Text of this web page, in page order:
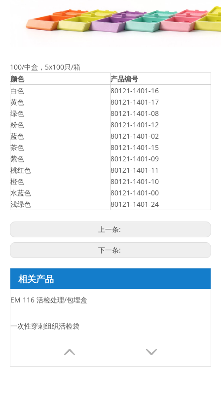
100/中盒，5x100只/箱
颜色
产品编号
白色
黄色
绿色
粉色
蓝色
茶色
紫色
桃红色
橙色
水蓝色
浅绿色
80121-1401-16
80121-1401-17
80121-1401-08
80121-1401-12
80121-1401-02
80121-1401-15
80121-1401-09
80121-1401-11
80121-1401-10
80121-1401-00
80121-1401-24
上一条:
下一条:
相关产品
EM 116 活检处理/包埋盒
一次性穿刺组织活检袋